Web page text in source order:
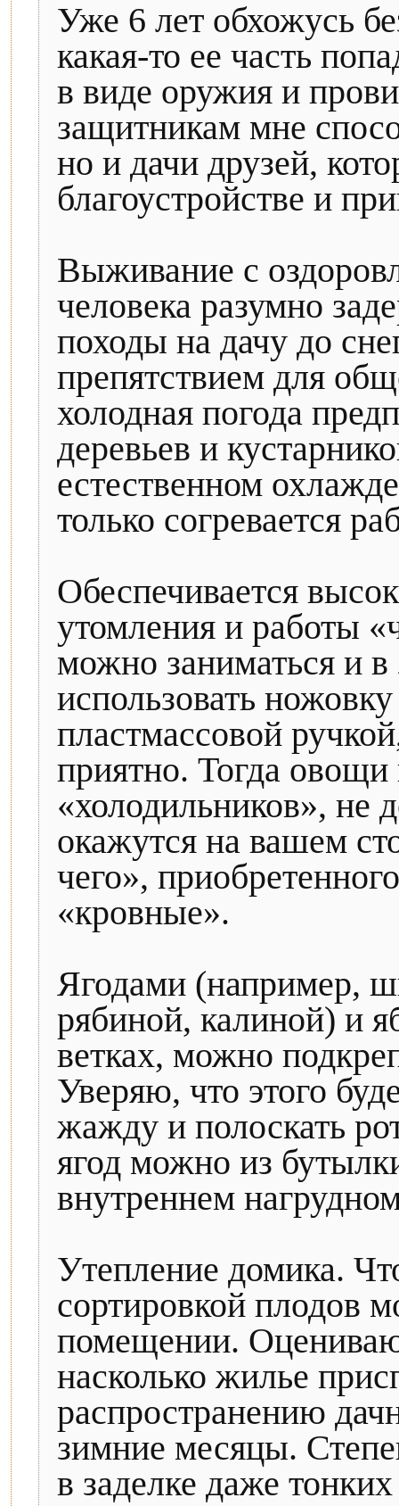
Уже 6 лет обхожусь
какая-то ее часть
в виде оружия и
защитникам мне
но и дачи друзей,
благоустройстве и
Выживание с
человека разумно
походы на дачу до
препятствием для
холодная погода
деревьев и
естественном
только согревается
Обеспечивается
утомления и работы
можно заниматься и
использовать
пластмассовой
приятно. Тогда
«холодильников», не
окажутся на вашем
чего»,
«кровные».
Ягодами (например,
рябиной, калиной) и
ветках, можно
Уверяю, что этого
жажду и полоскать
ягод можно из
внутреннем
Утепление домика.
сортировкой плодов
помещении.
насколько жилье
распространению
зимние месяцы.
в заделке даже